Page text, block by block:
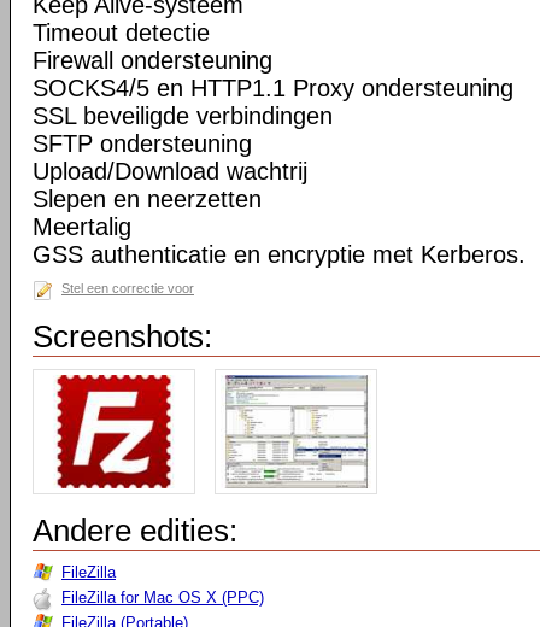
Timeout detectie
Firewall ondersteuning
SOCKS4/5 en HTTP1.1 Proxy ondersteuning
SSL beveiligde verbindingen
SFTP ondersteuning
Upload/Download wachtrij
Slepen en neerzetten
Meertalig
GSS authenticatie en encryptie met Kerberos.
Stel een correctie voor
Screenshots:
Andere edities:
FileZilla
FileZilla for Mac OS X (PPC)
FileZilla (Portable)